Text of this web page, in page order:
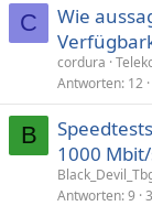
C
Wie
cordura
Antworten 12
B
1000
Antworten 9